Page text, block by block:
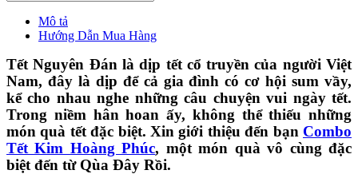
Mô tả
Hướng Dẫn Mua Hàng
Tết Nguyên Đán là dịp tết cổ truyền của người Việt
Nam, đây là dịp để cả gia đình có cơ hội sum vầy,
kể cho nhau nghe những câu chuyện vui ngày tết.
Trong niềm hân hoan ấy, không thể thiếu những
món quà tết đặc biệt. Xin giới thiệu đến bạn Combo
Tết Kim Hoàng Phúc, một món quà vô cùng đặc
biệt đến từ Qùa Đây Rồi.